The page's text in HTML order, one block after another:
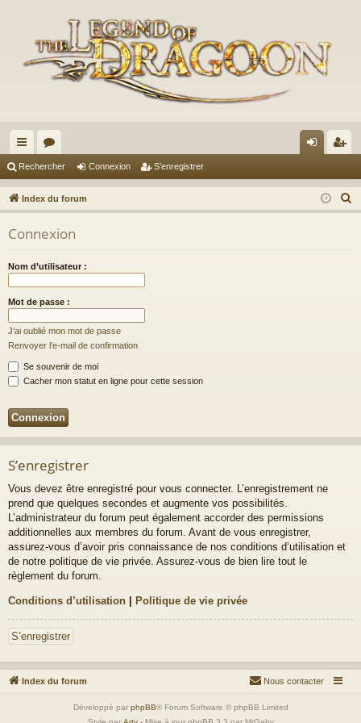
cc
ès
ra
pi
de
or
u
m
s
ne
xi
nr
eg
Rechercher Connexion S’enregistrer
Index du forum
e
Connexion
Nom d’utilisateur :
Mot de passe :
J’ai oublié mon mot de passe
Renvoyer l’e-mail de confirmation
Se souvenir de moi
Cacher mon statut en ligne pour cette session
S’enregistrer
Vous devez être enregistré pour vous connecter. L’enregistrement ne
prend que quelques secondes et augmente vos possibilités.
L’administrateur du forum peut également accorder des permissions
additionnelles aux membres du forum. Avant de vous enregistrer,
assurez-vous d’avoir pris connaissance de nos conditions d’utilisation et
de notre politique de vie privée. Assurez-vous de bien lire tout le
règlement du forum.
Conditions d’utilisation | Politique de vie privée
S’enregistrer
Index du forum Nous contacter
Développé par phpBB® Forum Software © phpBB Limited